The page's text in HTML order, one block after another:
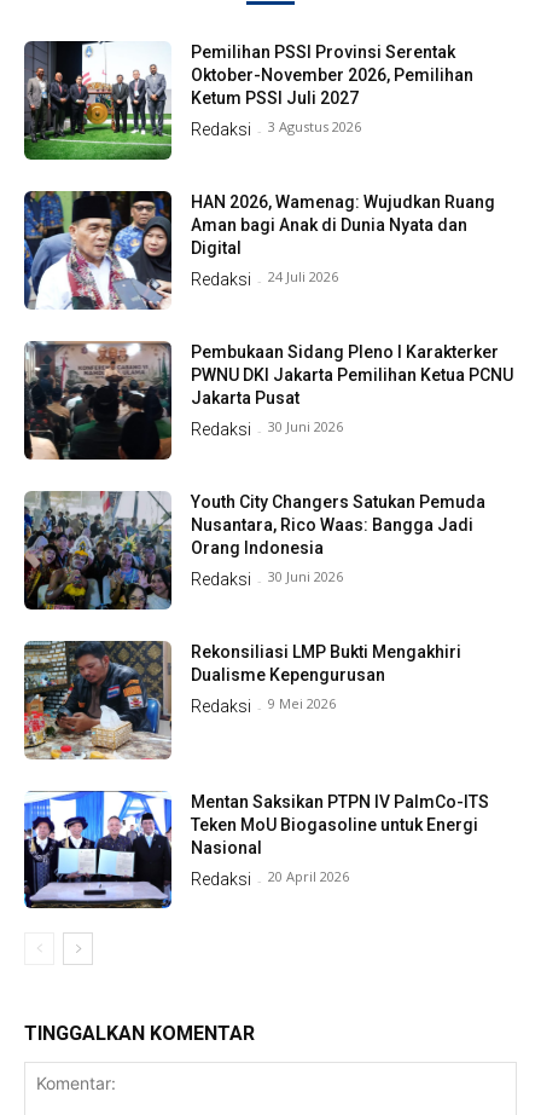
Pemilihan PSSI Provinsi Serentak
Oktober-November 2026, Pemilihan
Ketum PSSI Juli 2027
Redaksi - 3 Agustus 2026
HAN 2026, Wamenag: Wujudkan Ruang
Aman bagi Anak di Dunia Nyata dan
Digital
Redaksi - 24 Juli 2026
Pembukaan Sidang Pleno I Karakterker
PWNU DKI Jakarta Pemilihan Ketua PCNU
Jakarta Pusat
Redaksi - 30 Juni 2026
Youth City Changers Satukan Pemuda
Nusantara, Rico Waas: Bangga Jadi
Orang Indonesia
Redaksi - 30 Juni 2026
Rekonsiliasi LMP Bukti Mengakhiri
Dualisme Kepengurusan
Redaksi - 9 Mei 2026
Mentan Saksikan PTPN IV PalmCo-ITS
Teken MoU Biogasoline untuk Energi
Nasional
Redaksi - 20 April 2026
TINGGALKAN KOMENTAR